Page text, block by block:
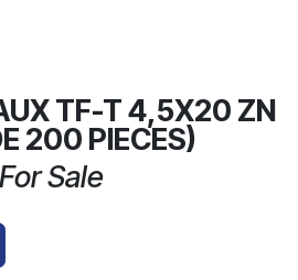
TF-T 4,5X20 ZN
200 PIECES)
Sale